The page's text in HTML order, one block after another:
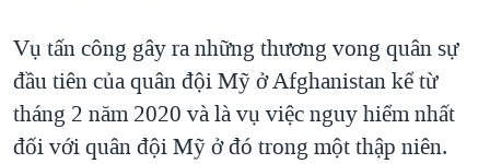
Vụ tấn công gây ra những thương vong quân sự
đầu tiên của quân đội Mỹ ở Afghanistan kể từ
tháng 2 năm 2020 và là vụ việc nguy hiểm nhất
đối với quân đội Mỹ ở đó trong một thập niên.